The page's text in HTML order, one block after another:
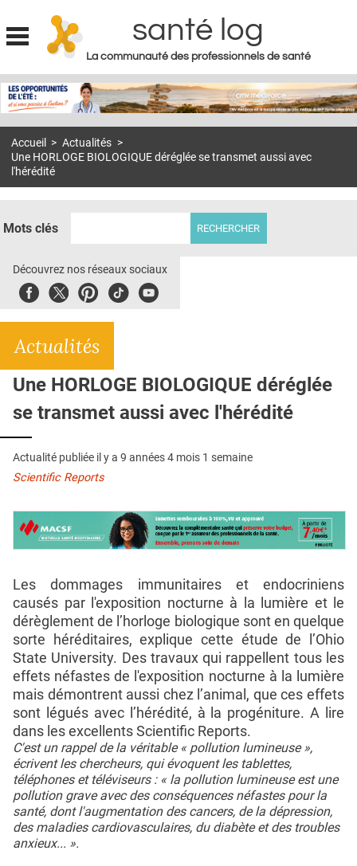
Jump to navigation
santé log
La communauté des professionnels de santé
MON COMPTE
S'ABONNER À LA REVUE SOIN À DOMICILE
E-REVUE SAD
THÉMA
CONTACT
Accueil > Actualités >
Une HORLOGE BIOLOGIQUE déréglée se transmet aussi avec
l'hérédité
Mots clés
Découvrez nos réseaux sociaux
FacebookTwitterPinterest
TiktokYoubute
Actualités
Une HORLOGE BIOLOGIQUE déréglée
se transmet aussi avec l'hérédité
Actualité publiée il y a 9 années 4 mois 1 semaine
Scientific Reports
Les dommages immunitaires et endocriniens
causés par l'exposition nocturne à la lumière et le
dérèglement de l’horloge biologique sont en quelque
sorte héréditaires, explique cette étude de l’Ohio
State University. Des travaux qui rappellent tous les
effets néfastes de l'exposition nocturne à la lumière
mais démontrent aussi chez l’animal, que ces effets
sont légués avec l’hérédité, à la progéniture. A lire
dans les excellents Scientific Reports.
C'est un rappel de la véritable « pollution lumineuse »,
écrivent les chercheurs, qui évoquent les tablettes,
téléphones et téléviseurs : « la pollution lumineuse est une
pollution grave avec des conséquences néfastes pour la
santé, dont l'augmentation des cancers, de la dépression,
des maladies cardiovasculaires, du diabète et des troubles
anxieux... ».